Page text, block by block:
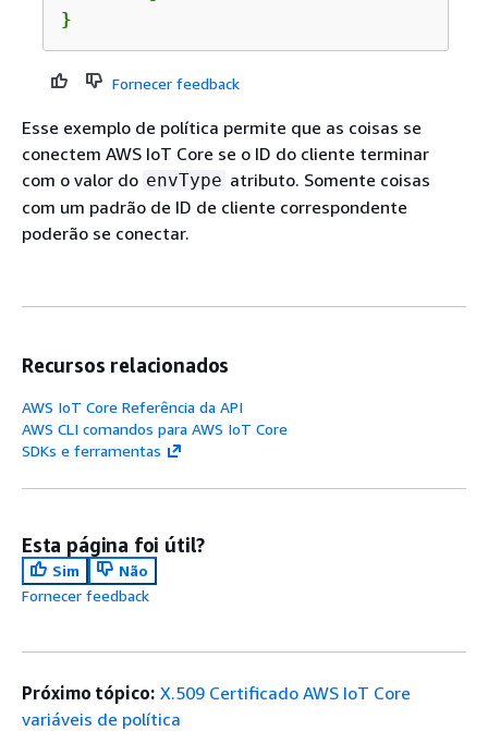
}
Fornecer feedback
Esse exemplo de política permite que as coisas se
conectem AWS IoT Core se o ID do cliente terminar
com o valor do envType atributo. Somente coisas
com um padrão de ID de cliente correspondente
poderão se conectar.
Recursos relacionados
AWS IoT Core Referência da API
AWS CLI comandos para AWS IoT Core
SDKs e ferramentas
Esta página foi útil?
Sim
Não
Fornecer feedback
Próximo tópico: X.509 Certificado AWS IoT Core
variáveis de política